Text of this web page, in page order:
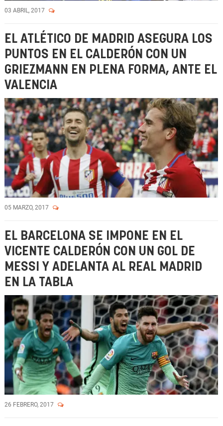
03 ABRIL, 2017
EL ATLÉTICO DE MADRID ASEGURA LOS
PUNTOS EN EL CALDERÓN CON UN
GRIEZMANN EN PLENA FORMA, ANTE EL
VALENCIA
05 MARZO, 2017
EL BARCELONA SE IMPONE EN EL
VICENTE CALDERÓN CON UN GOL DE
MESSI Y ADELANTA AL REAL MADRID
EN LA TABLA
26 FEBRERO, 2017